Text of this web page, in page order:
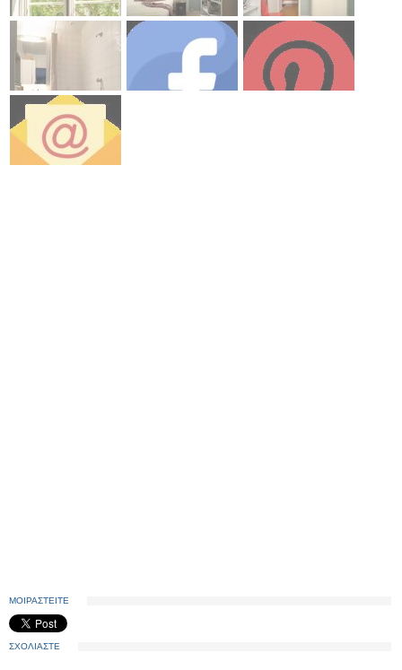
ΜΟΙΡΑΣΤΕΙΤΕ
ΣΧΟΛΙΑΣΤΕ